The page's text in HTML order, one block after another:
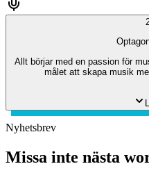
Allt börjar med en passion för
målet att skapa musik
Nyhetsbrev
Missa inte nästa